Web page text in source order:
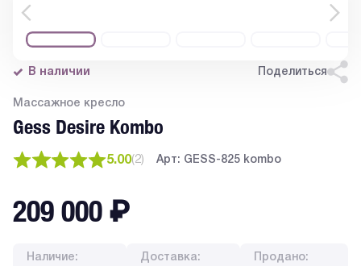
В наличии Поделиться
Массажное кресло
Gess Desire Kombo
5.00(2) Арт: GESS-825 kombo
209 000 ₽
Наличие:
Доставка:
Продано: